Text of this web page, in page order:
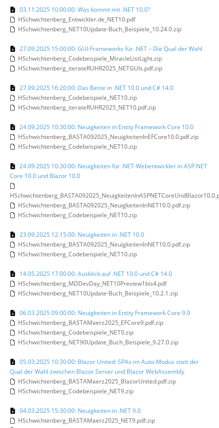
03.11.2025 10:00:00: Was kommt mit .NET 10.0?
HSchwichtenberg_Entwickler.de_NET10.pdf
HSchwichtenberg_NET10Update-Buch_Beispiele_10.24.0.zip
27.09.2025 15:00:00: GUI-Frameworks für .NET – Die Qual der Wahl
HSchwichtenberg_Codebeispiele_MiracleListLight.zip
HSchwichtenberg_iterateRUHR2025_NETGUIs.pdf.zip
27.09.2025 16:20:00: Das Beste in .NET 10.0 und C# 14.0
HSchwichtenberg_Codebeispiele_NET10.zip
HSchwichtenberg_iterateRUHR2025_NET10.pdf.zip
24.09.2025 10:30:00: Neuigkeiten in Entity Framework Core 10.0
HSchwichtenberg_BASTA092025_NeuigkeitenInEFCore10.0.pdf.zip
HSchwichtenberg_Codebeispiele_NET10.zip
24.09.2025 10:30:00: Neuigkeiten für .NET-Webentwickler in ASP.NET
Core 10.0 und Blazor 10.0
HSchwichtenberg_BASTA092025_NeuigkeitenInNET10.0.pdf.zip
HSchwichtenberg_Codebeispiele_NET10.zip
23.09.2025 12:15:00: Neuigkeiten in .NET 10.0
HSchwichtenberg_BASTA092025_NeuigkeitenInNET10.0.pdf.zip
HSchwichtenberg_Codebeispiele_NET10.zip
14.05.2025 17:00:00: Ausblick auf .NET 10.0 und C# 14.0
HSchwichtenberg_MDDevDay_NET10Preview1bis4.pdf
HSchwichtenberg_NET10Update-Buch_Beispiele_10.2.1.zip
06.03.2025 09:00:00: Neuigkeiten in Entity Framework Core 9.0
HSchwichtenberg_BASTAMaerz2025_EFCore9.pdf.zip
HSchwichtenberg_Codebeispiele_NET9.zip
HSchwichtenberg_NET90Update_Buch_Beispiele_9.27.0.zip
05.03.2025 10:30:00: Blazor United: SPAs im Auto-Modus statt der
Qual der Wahl zwischen Blazor Server und Blazor WebAssembly
HSchwichtenberg_BASTAMaerz2025_BlazorUnited.pdf.zip
HSchwichtenberg_Codebeispiele_NET9.zip
04.03.2025 15:30:00: Neuigkeiten in .NET 9.0
HSchwichtenberg_BASTAMaerz2025_NET9.pdf.zip